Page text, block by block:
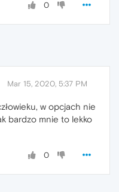
0
Mar 15, 2020, 5:37 PM
w opcjach nie
bardzo mnie to lekko
0